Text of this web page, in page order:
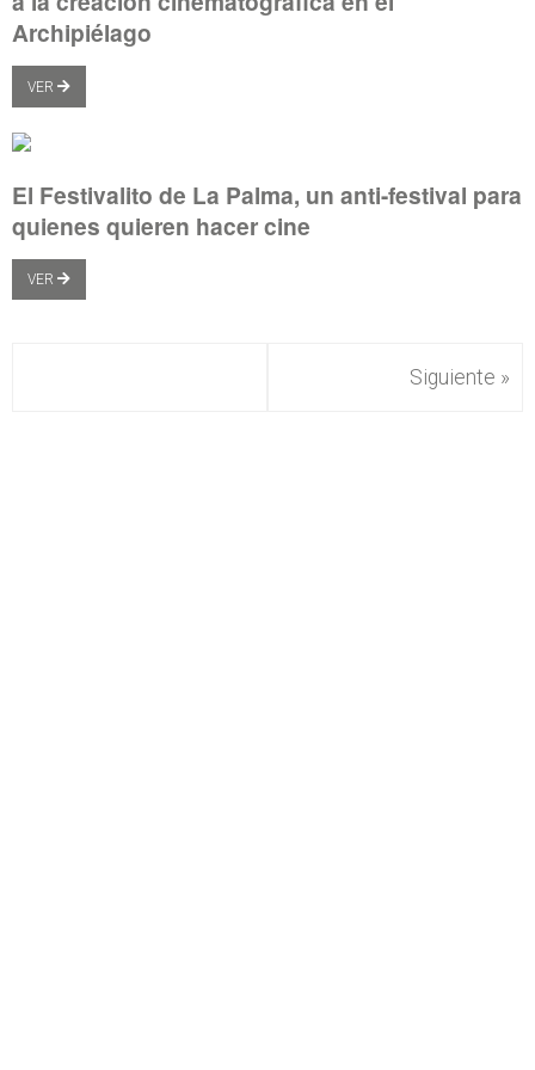
Archipiélago
VER
El Festivalito de La Palma, un anti-festival para
quienes quieren hacer cine
VER
Siguiente »